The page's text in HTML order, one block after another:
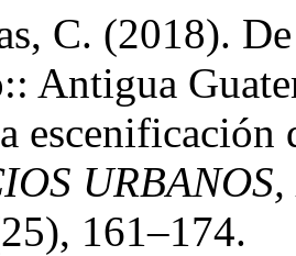
C. (2018).
Antigua
161–174.